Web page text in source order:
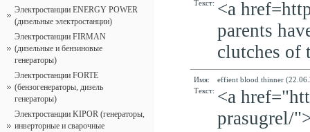
Электростанции ENERGY POWER
(дизельные электростанции)
Электростанции FIRMAN
(дизельные и бензиновые
генераторы)
Электростанции FORTE
(бензогенераторы, дизель
генераторы)
Электростанции KIPOR (генераторы,
инверторные и сварочные
Текст: <a
parents
clutches of
Имя:
effient blood thinner
Текст: <a
prasugrel/